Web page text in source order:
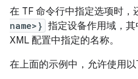
在 TF 命令行中指定选项时，
name>} 指定设备作用域，其
XML 配置中指定的名称。
在上面的示例中，允许使用以